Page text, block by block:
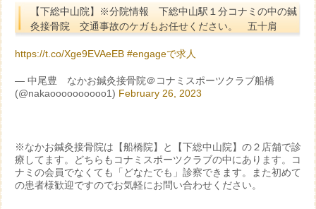
【下総中山院】※分院情報 下総中山駅１分コナミの中の鍼
灸接骨院 交通事故のケガもお任せください。 五十肩
https://t.co/Xge9EVAeEB #engageで求人
— 中尾豊 なかお鍼灸接骨院＠コナミスポーツクラブ船橋
(@nakaoooooooooo1) February 26, 2023
※なかお鍼灸接骨院は【船橋院】と【下総中山院】の２店舗で診
療してます。どちらもコナミスポーツクラブの中にあります。コ
ナミの会員でなくても「どなたでも」診察できます。また初めて
の患者様歓迎ですのでお気軽にお問い合わせください。